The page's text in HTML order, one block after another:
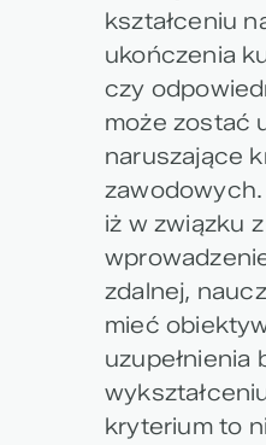
kształceniu
ukończenia
czy
może zostać
naruszające
iż w związku
zdalnej,
mieć
uzupełnienia
kryterium to